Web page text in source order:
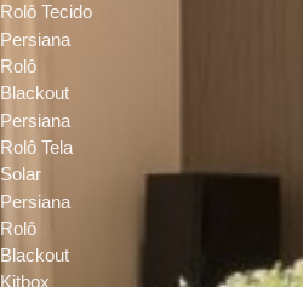
Rolô Tecido
Persiana
Rolô
Blackout
Persiana
Rolô Tela
Solar
Persiana
Rolô
Blackout
Kitbox